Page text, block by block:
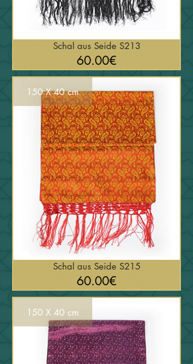
Schal aus Seide S213
60.00€السعر
150 X 40 cm
Schal aus Seide S215
60.00€السعر
150 X 40 cm